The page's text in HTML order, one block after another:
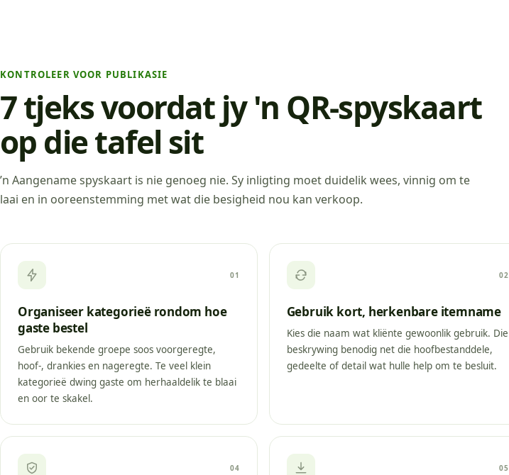
KONTROLEER VOOR PUBLIKASIE
7 tjeks voordat jy 'n QR-spyskaart
op die tafel sit
’n Aangename spyskaart is nie genoeg nie. Sy inligting moet duidelik wees, vinnig om te
laai en in ooreenstemming met wat die besigheid nou kan verkoop.
01
Organiseer kategorieë rondom hoe
gaste bestel
Gebruik bekende groepe soos voorgeregte,
hoof-, drankies en nageregte. Te veel klein
kategorieë dwing gaste om herhaaldelik te blaai
en oor te skakel.
02
Gebruik kort, herkenbare itemname
Kies die naam wat kliënte gewoonlik gebruik. Die
beskrywing benodig net die hoofbestanddele,
gedeelte of detail wat hulle help om te besluit.
04 05